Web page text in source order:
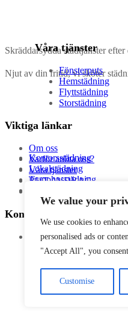
We value your
We use cookies to
personalised ads or
"Accept All", you
Customise
Skräddarsydda städtjänster
Njut av din fritid, vi sköter
Våra tjänster
Fönsterputs
Hemstädning
Flyttstädning
Storstädning
Kontorsstädning
Lokalstädning
Trapphusstädning
Viktiga länkar
Om oss
Varför anlita oss?
Våra tjänster
RUT AVDRAG
Kontaktinformation
Arbetstider:
Mån – Fre: 08:00 –
Lör: 10:00 – 16:00
info@ssmart.se
+46707322222